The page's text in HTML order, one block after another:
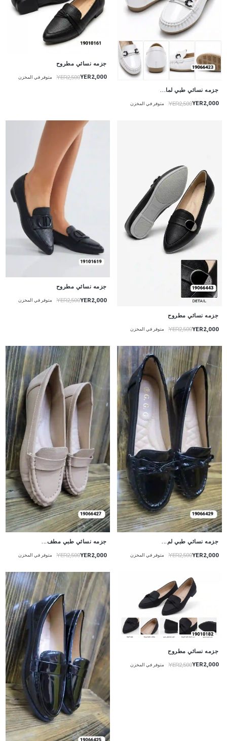
جزمه نسائي طبي لما...
YER2,000
YER2,500 متوفر في المخزن
جزمه نسائي مطروح
YER2,000
YER2,500 متوفر في المخزن
جزمه نسائي مطروح
YER2,000
YER2,500 متوفر في المخزن
جزمه نسائي مطروح
YER2,000
YER2,500 متوفر في المخزن
جزمه نسائي طبي لم...
YER2,000
YER2,500 متوفر في المخزن
جزمه نسائي طبي مطف...
YER2,000
YER2,500 متوفر في المخزن
جزمه نسائي مطروح
YER2,000
YER2,500 متوفر في المخزن